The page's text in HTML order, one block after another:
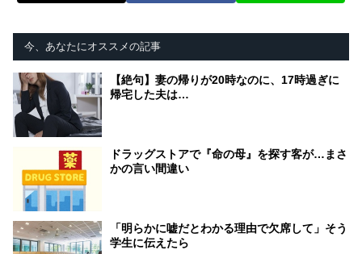
今、あなたにオススメの記事
【絶句】妻の帰りが20時なのに、17時過ぎに
帰宅した夫は…
ドラッグストアで『命の母』を探す客が…まさ
かの言い間違い
「明らかに嘘だとわかる理由で欠席して」そう
学生に伝えたら